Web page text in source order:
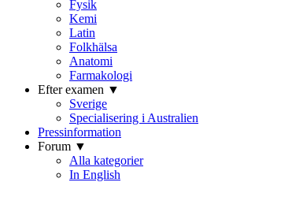
Fysik
Kemi
Latin
Folkhälsa
Anatomi
Farmakologi
Efter examen ▼
Sverige
Specialisering i Australien
Pressinformation
Forum ▼
Alla kategorier
In English